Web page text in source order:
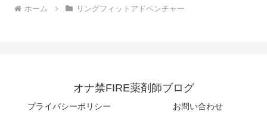
ホーム リングフィットアドベンチャー
オナ禁FIRE薬剤師ブログ
プライバシーポリシー
お問い合わせ